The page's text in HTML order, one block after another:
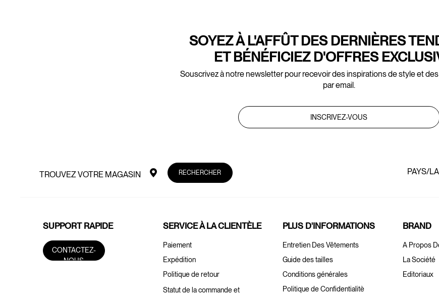
SOYEZ À L'AFFÛT DES DERNIÈRES
ET BÉNÉFICIEZ D'OFFRES
Souscrivez à notre newsletter pour recevoir des inspirations de style et
par email.
INSCRIVEZ-VOUS
TROUVEZ VOTRE MAGASIN RECHERCHER PAYS/
SUPPORT RAPIDE
CONTACTEZ-
NOUS
SERVICE À LA CLIENTÈLE
Paiement
Expédition
Politique de retour
Statut de la commande et
PLUS D'INFORMATIONS
Entretien Des Vêtements
Guide des tailles
Conditions générales
Politique de Confidentialitè
BRAND
A Propos
La Société
Editoriaux